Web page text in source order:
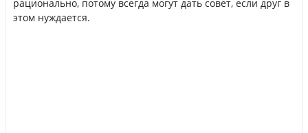
рационально, потому всегда могут дать совет, если друг в
этом нуждается.